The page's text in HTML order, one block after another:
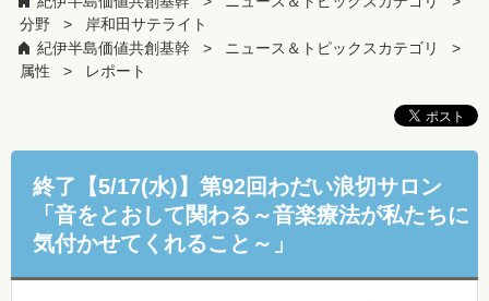
分野
岸和田サテライト
紀伊半島価値共創基幹
ニュース＆トピックスカテゴリ
属性
レポート
終了【5/17(水)】第92回わだい浪切サロン
「音をとおして関わる～音楽療法が私たちに
気付かせてくれること～」